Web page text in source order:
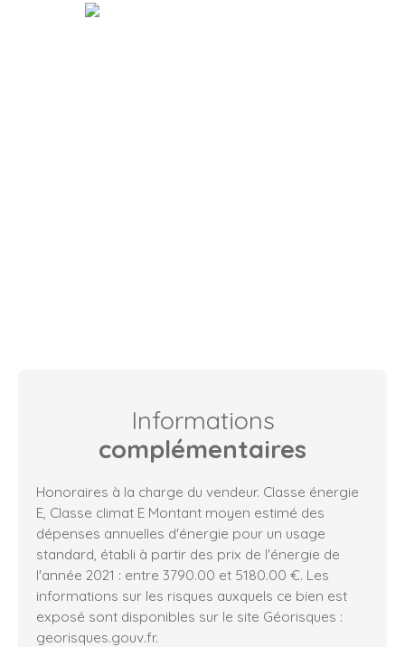
Informations
complémentaires
Honoraires à la charge du vendeur. Classe énergie
E, Classe climat E Montant moyen estimé des
dépenses annuelles d'énergie pour un usage
standard, établi à partir des prix de l'énergie de
l'année 2021 : entre 3790.00 et 5180.00 €. Les
informations sur les risques auxquels ce bien est
exposé sont disponibles sur le site Géorisques :
georisques.gouv.fr.